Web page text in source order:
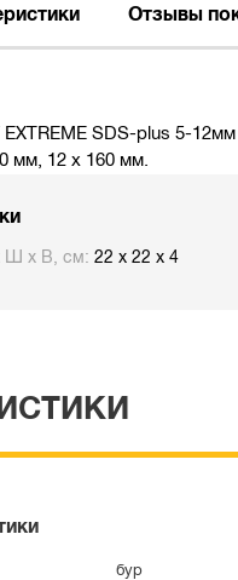
Отзывы
SDS-plus 5-
мм, 12 x 160 мм.
Ш х В, см: 22 x 22 x 4
бур